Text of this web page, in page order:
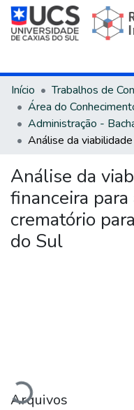
Início
Administração -
Análise da
financeira
crematório
do Sul
Carregando...
Arquivos